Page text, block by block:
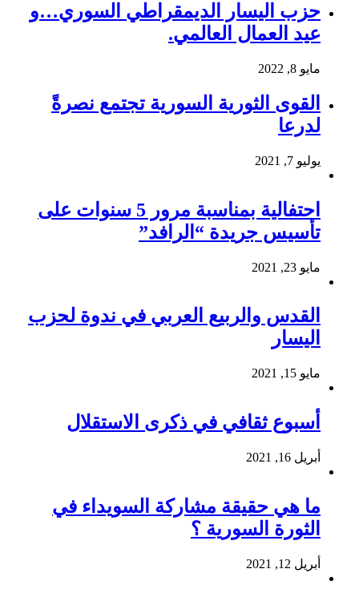
حزب اليسار الديمقراطي السوري…و
عيد العمال العالمي.
مايو 8, 2022
القوى الثورية السورية تجتمع نصرةً
لدرعا
يوليو 7, 2021
احتفالية بمناسبة مرور 5 سنوات على
تأسيس جريدة “الرافد”
مايو 23, 2021
القدس والربيع العربي في ندوة لحزب
اليسار
مايو 15, 2021
أسبوع ثقافي في ذكرى الاستقلال
أبريل 16, 2021
ما هي حقيقة مشاركة السويداء في
الثورة السورية ؟
أبريل 12, 2021